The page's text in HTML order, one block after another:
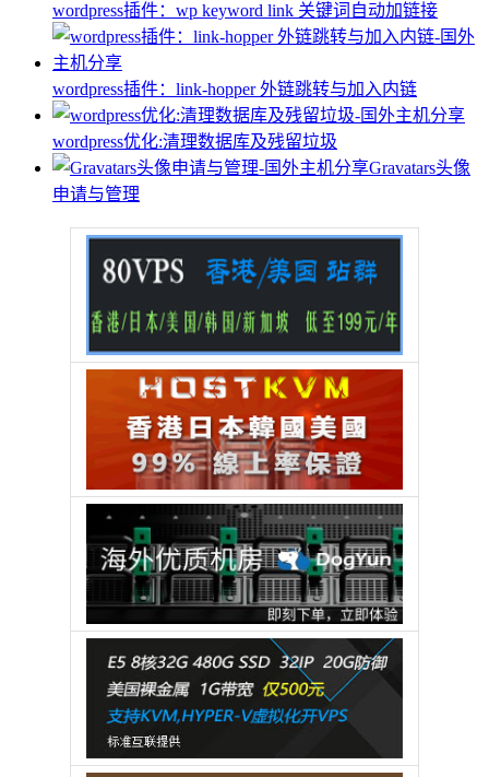
wordpress插件：wp keyword link 关键词自动加链接
wordpress插件：link-hopper 外链跳转与加入内链
wordpress优化:清理数据库及残留垃圾
Gravatars头像
申请与管理